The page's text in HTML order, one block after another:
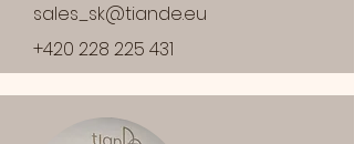
sales_sk@tiande.eu
+420 228 225 431